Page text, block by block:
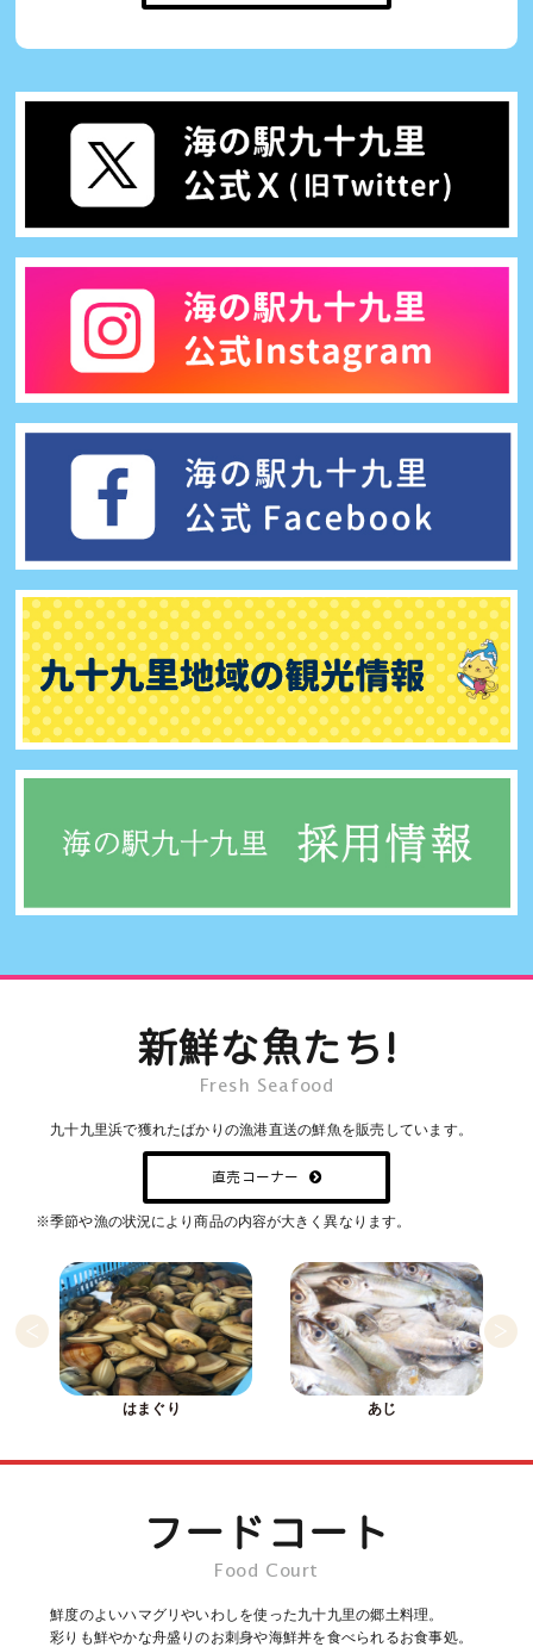
新鮮な魚たち!
Fresh Seafood
九十九里浜で獲れたばかりの漁港直送の鮮魚を販売しています。
直売コーナー
季節や漁の状況により商品の内容が大きく異なります。
はまぐり あじ
ながらみ いわしの丸干し
フードコート
Food Court
鮮度のよいハマグリやいわしを使った九十九里の郷土料理。
彩りも鮮やかな舟盛りのお刺身や海鮮丼を食べられるお食事処。